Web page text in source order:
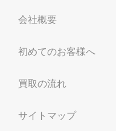
会社概要
初めてのお客様へ
買取の流れ
サイトマップ